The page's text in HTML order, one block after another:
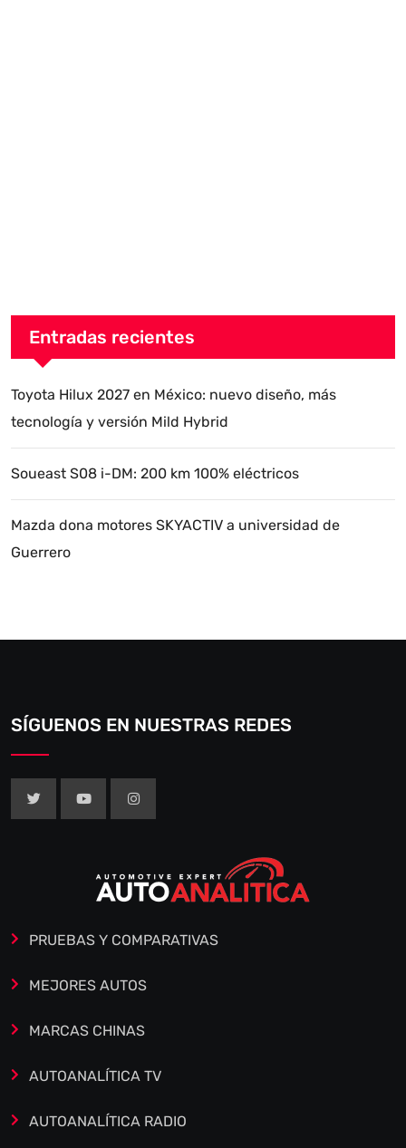
Entradas recientes
Toyota Hilux 2027 en México: nuevo diseño, más
tecnología y versión Mild Hybrid
Soueast S08 i-DM: 200 km 100% eléctricos
Mazda dona motores SKYACTIV a universidad de
Guerrero
SÍGUENOS EN NUESTRAS REDES
PRUEBAS Y COMPARATIVAS
MEJORES AUTOS
MARCAS CHINAS
AUTOANALÍTICA TV
AUTOANALÍTICA RADIO